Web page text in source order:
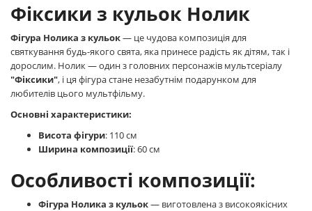
Фіксики з кульок Нолик
Фігура Нолика з кульок— це чудова композиція для
святкування будь-якого свята, яка принесе радість як дітям, так і
дорослим. Нолик — один з головних персонажів мультсеріалу
"Фіксики", і ця фігура стане незабутнім подарунком для
любителів цього мультфільму.
Основні характеристики:
Висота фігури: 110 см
Ширина композиції: 60 см
Особливості композиції:
Фігура Нолика з кульок— виготовлена з високоякісних